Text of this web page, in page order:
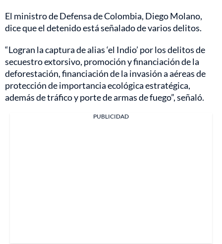
El ministro de Defensa de Colombia, Diego Molano,
dice que el detenido está señalado de varios delitos.
“Logran la captura de alias ‘el Indio’ por los delitos de
secuestro extorsivo, promoción y financiación de la
deforestación, financiación de la invasión a aéreas de
protección de importancia ecológica estratégica,
además de tráfico y porte de armas de fuego”, señaló.
PUBLICIDAD